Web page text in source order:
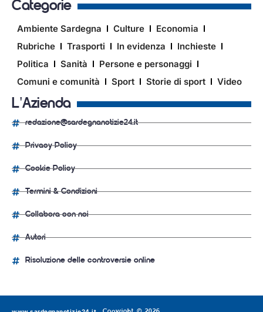
Categorie
Ambiente Sardegna Culture
Economia
Rubriche
Trasporti In evidenza
Inchieste
Politica
Sanità
Persone e personaggi
Comuni e comunità
Sport Storie di sport Video
L'Azienda
redazione@sardegnanotizie24.it
Privacy Policy
Cookie Policy
Termini & Condizioni
Collabora con noi
Autori
Risoluzione delle controversie online